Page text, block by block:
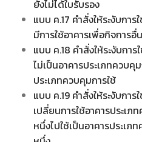
ยังไม่ได้ใบรับรอง
แบบ ค.17 คำสั่งให้ระงับกา
มีการใช้อาคารเพื่อกิจการ
แบบ ค.18 คำสั่งให้ระงับกา
ไม่เป็นอาคารประเภทควบคุ
ประเภทควบคุมการใช้
แบบ ค.19 คำสั่งให้ระงับกา
เปลี่ยนการใช้อาคารประเ
หนึ่งไปใช้เป็นอาคารประเ